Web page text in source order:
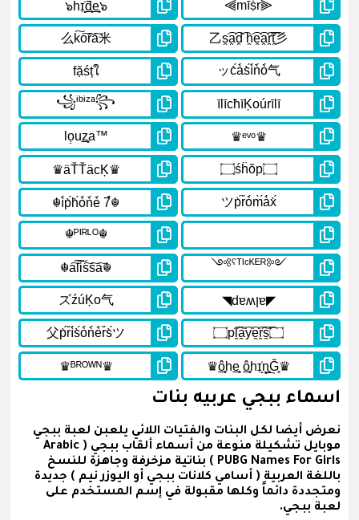
اسماء ببجي عربيه بنات
نعرض أيضا لكل البنات والفتيات اللائي يلعبن لعبة ببجي
موبايل تشكيلة منوعة من أسماء ألقاب ببجي ( Arabic
PUBG Names For Girls ) بناتية مزخرفة وجاهزة للنسخ
باللغة العربية ( أسامي كلانات ببجي أو اليوزر نيم ) جديدة
ومتجددة دائماً وكلها مقبولة في إسم المستخدم على
لعبة ببجي.